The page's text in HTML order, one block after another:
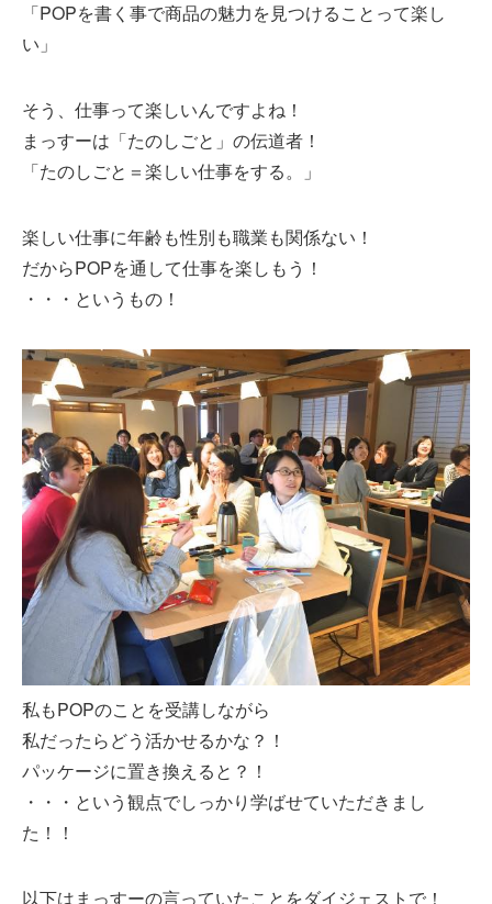
「POPを書く事で商品の魅力を見つけることって楽し
い」
そう、仕事って楽しいんですよね！
まっすーは「たのしごと」の伝道者！
「たのしごと＝楽しい仕事をする。」
楽しい仕事に年齢も性別も職業も関係ない！
だからPOPを通して仕事を楽しもう！
・・・というもの！
私もPOPのことを受講しながら
私だったらどう活かせるかな？！
パッケージに置き換えると？！
・・・という観点でしっかり学ばせていただきまし
た！！
以下はまっすーの言っていたことをダイジェストで！